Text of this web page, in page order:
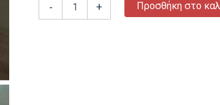
- + Προσθήκη στο